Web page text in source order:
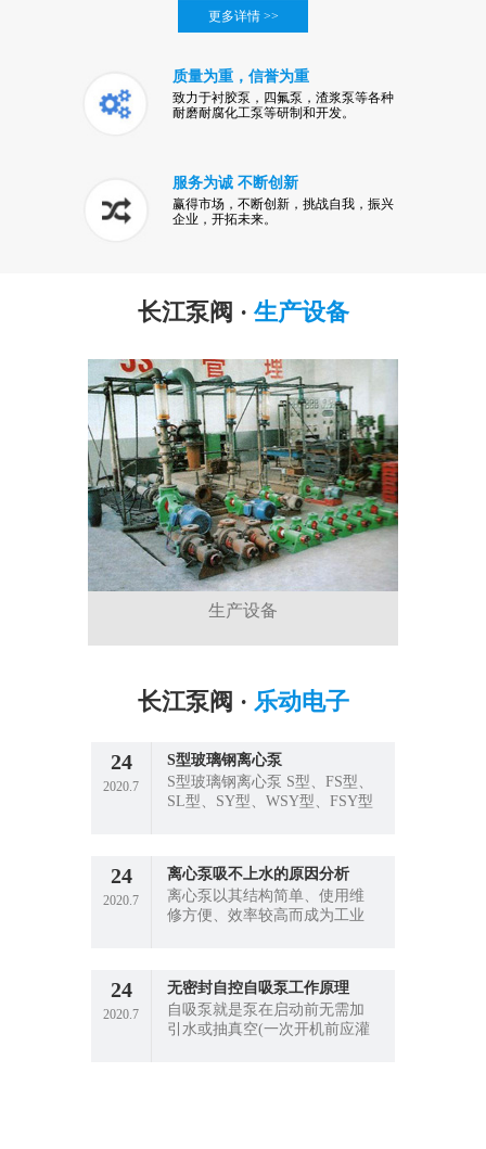
更多详情 >>
质量为重，信誉为重
致力于衬胶泵，四氟泵，渣浆泵等各种
耐磨耐腐化工泵等研制和开发。
服务为诚 不断创新
赢得市场，不断创新，挑战自我，振兴
企业，开拓未来。
长江泵阀 · 生产设备
生产设备
长江泵阀 · 乐动电子
24
2020.7
S型玻璃钢离心泵
S型玻璃钢离心泵 S型、FS型、
SL型、SY型、WSY型、FSY型
高温模压而成，具有
24
2020.7
离心泵吸不上水的原因分析
离心泵以其结构简单、使用维
修方便、效率较高而成为工业
不上水这一故障的原因加以分
析。
24
2020.7
无密封自控自吸泵工作原理
自吸泵就是泵在启动前无需加
引水或抽真空(一次开机前应灌